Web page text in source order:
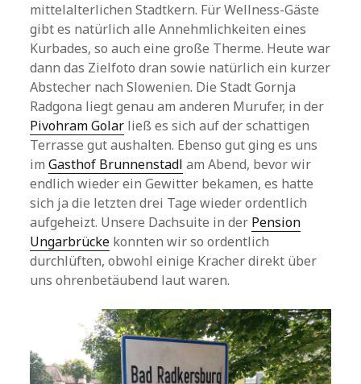
mittelalterlichen Stadtkern. Für Wellness-Gäste
gibt es natürlich alle Annehmlichkeiten eines
Kurbades, so auch eine große Therme. Heute war
dann das Zielfoto dran sowie natürlich ein kurzer
Abstecher nach Slowenien. Die Stadt Gornja
Radgona liegt genau am anderen Murufer, in der
Pivohram Golar ließ es sich auf der schattigen
Terrasse gut aushalten. Ebenso gut ging es uns
imGasthof Brunnenstadl am Abend, bevor wir
endlich wieder ein Gewitter bekamen, es hatte
sich ja die letzten drei Tage wieder ordentlich
aufgeheizt. Unsere Dachsuite in der Pension
Ungarbrücke konnten wir so ordentlich
durchlüften, obwohl einige Kracher direkt über
uns ohrenbetäubend laut waren.